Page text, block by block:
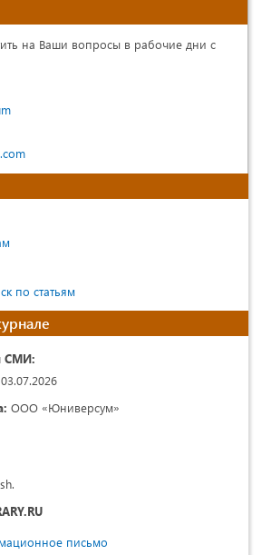
на Ваши вопросы в рабочие дни с
по статьям
СМИ:
ООО «Юниверсум»
письмо